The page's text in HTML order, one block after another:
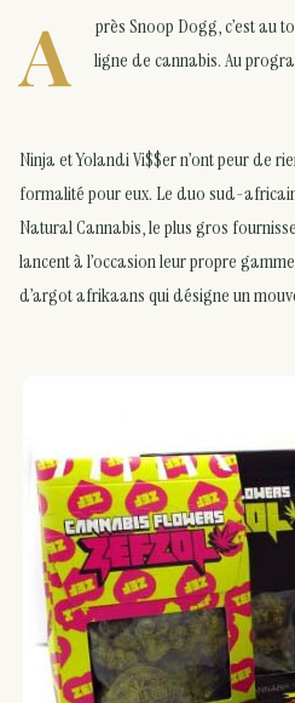
A
près Snoop Dogg, c’est
ligne de cannabis. Au
Ninja et Yolandi Vi$$er n’ont peur de
formalité pour eux. Le duo sud-
Natural Cannabis, le plus gros
lancent à l’occasion leur propre
d’argot afrikaans qui désigne un